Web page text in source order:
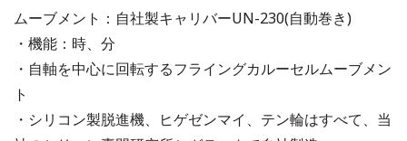
ムーブメント：自社製キャリバーUN-230(自動巻き)
・機能：時、分
・自軸を中心に回転するフライングカルーセルムーブメン
ト
・シリコン製脱進機、ヒゲゼンマイ、テン輪はすべて、当